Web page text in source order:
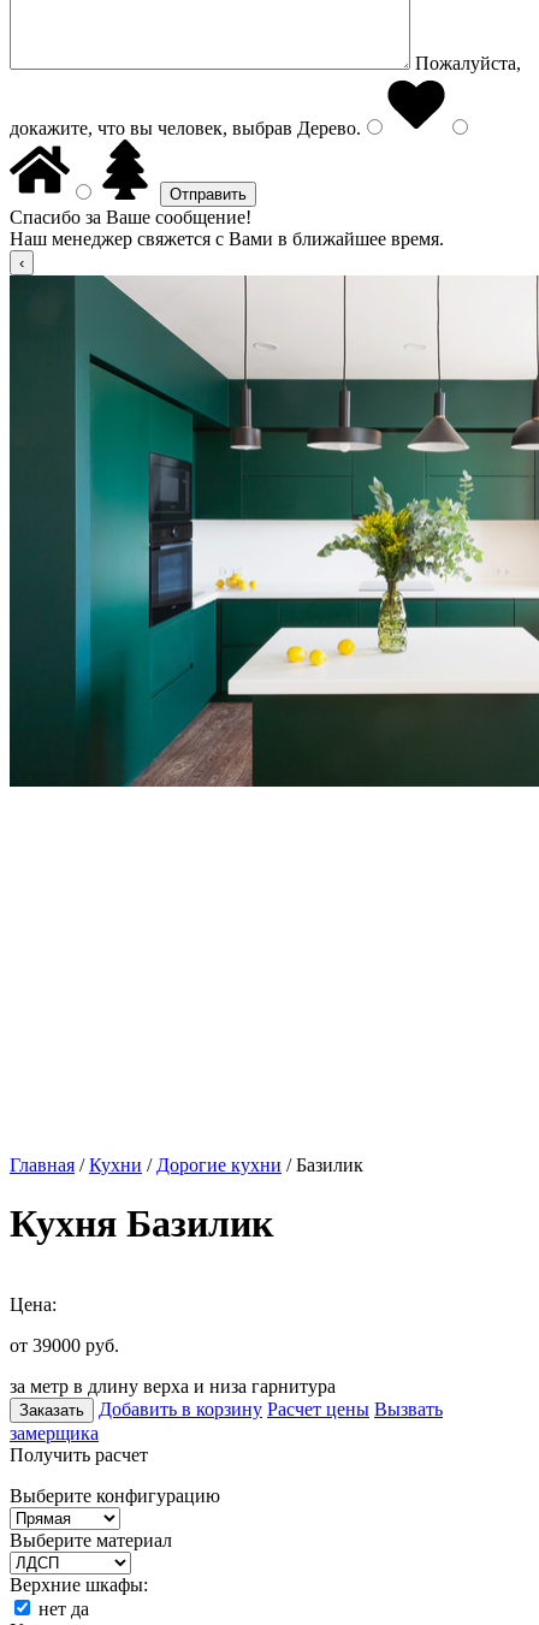
Пожалуйста,
докажите, что вы человек, выбрав Дерево.
Спасибо за Ваше сообщение!
Наш менеджер свяжется с Вами в ближайшее время.
Главная /Кухни / Дорогие кухни / Базилик
Кухня Базилик
Цена:
от 39000 руб.
за метр в длину верха и низа гарнитура
Заказать Добавить в корзину Расчет цены Вызвать
замерщика
Получить расчет
Выберите конфигурацию
Выберите материал
Верхние шкафы:
нет да